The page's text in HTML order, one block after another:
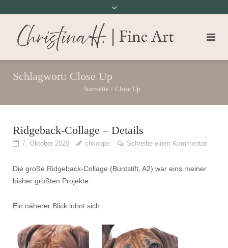
Schlagwort: Close Up
Startseite / Close Up
Ridgeback-Collage – Details
7. Oktober 2020 chkoppe Schreibe einen Kommentar
Die große Ridgeback-Collage (Buntstift, A2) war eins meiner
bisher größten Projekte.
Ein näherer Blick lohnt sich.